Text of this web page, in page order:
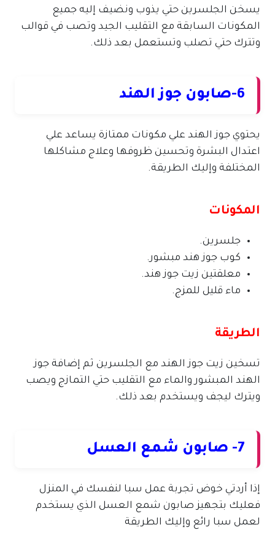
يسخن الجلسرين حتي يذوب ونضيف إليه جميع
المكونات السابقة مع التقليب الجيد وتصب في قوالب
وتترك حتي تصلب وتستعمل بعد ذلك.
6-صابون جوز الهند
يحتوي جوز الهند علي مكونات ممتازة يساعد علي
اعتدال البشرة وتحسين ظروفها وعلاج مشاكلها
المختلفة وإليك الطريقة.
المكونات
جلسرين.
كوب جوز هند مبشور.
معلقتين زيت جوز هند.
ماء قليل للمزج.
الطريقة
تسخين زيت جوز الهند مع الجلسرين ثم إضافة جوز
الهند المبشور والماء مع التقليب حتي التمازج ويصب
ويترك ليجف ويستخدم بعد ذلك.
7- صابون شمع العسل
إذا أردتي خوض تجربة عمل سبا لنفسك في المنزل
فعليك بتجهيز صابون شمع العسل الذي يستخدم
لعمل سبا رائع وإليك الطريقة